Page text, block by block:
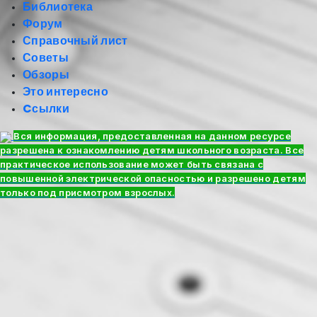
Библиотека
Форум
Справочный лист
Советы
Обзоры
Это интересно
Cсылки
Вся информация, предоставленная на данном ресурсе
разрешена к ознакомлению детям школьного возраста. Все
практическое использование может быть связана с
повышенной электрической опасностью и разрешено детям
только под присмотром взрослых.